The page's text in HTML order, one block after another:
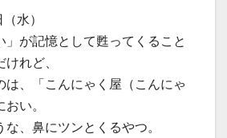
水）
」が記憶として甦ってくること
れど、
は、「こんにゃく屋（こんにゃ
い。
、鼻にツンとくるやつ。